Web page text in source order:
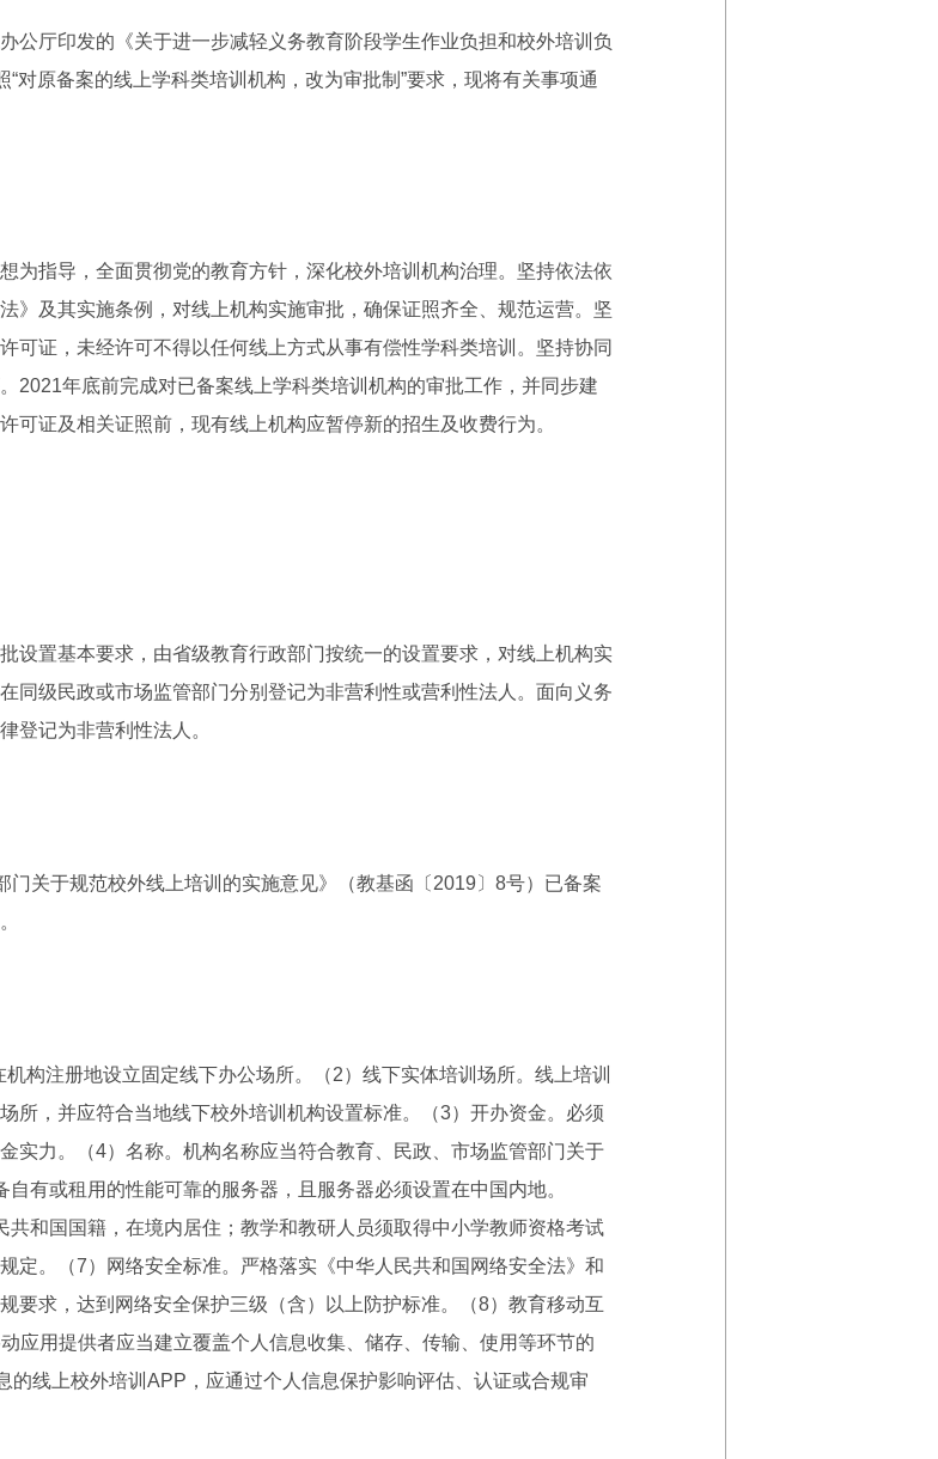
厅印发的《关于进一步减轻义务教育阶段学生作业负担和校外培训负
“对原备案的线上学科类培训机构，改为审批制”要求，现将有关事项通
指导，全面贯彻党的教育方针，深化校外培训机构治理。坚持依法依
》及其实施条例，对线上机构实施审批，确保证照齐全、规范运营。坚
可证，未经许可不得以任何线上方式从事有偿性学科类培训。坚持协同
2021年底前完成对已备案线上学科类培训机构的审批工作，并同步建
可证及相关证照前，现有线上机构应暂停新的招生及收费行为。
置基本要求，由省级教育行政部门按统一的设置要求，对线上机构实
同级民政或市场监管部门分别登记为非营利性或营利性法人。面向义务
登记为非营利性法人。
关于规范校外线上培训的实施意见》（教基函〔2019〕8号）已备案
注册地设立固定线下办公场所。（2）线下实体培训场所。线上培训
所，并应符合当地线下校外培训机构设置标准。（3）开办资金。必须
实力。（4）名称。机构名称应当符合教育、民政、市场监管部门关于
有或租用的性能可靠的服务器，且服务器必须设置在中国内地。
共和国国籍，在境内居住；教学和教研人员须取得中小学教师资格考试
定。（7）网络安全标准。严格落实《中华人民共和国网络安全法》和
要求，达到网络安全保护三级（含）以上防护标准。（8）教育移动互
应用提供者应当建立覆盖个人信息收集、储存、传输、使用等环节的
的线上校外培训APP，应通过个人信息保护影响评估、认证或合规审